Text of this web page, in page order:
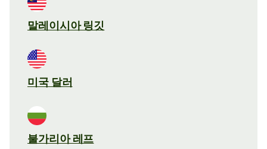
말레이시아 링깃
미국 달러
불가리아 레프